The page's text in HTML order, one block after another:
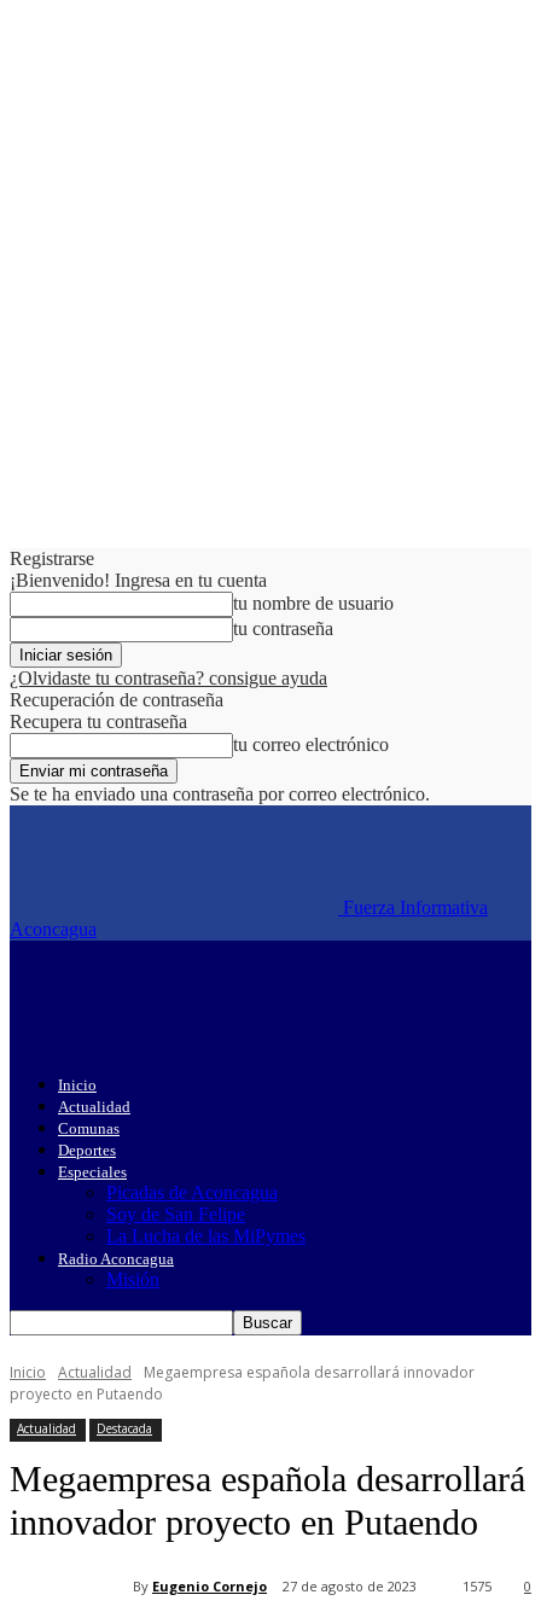
Registrarse
¡Bienvenido! Ingresa en tu cuenta
tu nombre de usuario
tu contraseña
¿Olvidaste tu contraseña? consigue ayuda
Recuperación de contraseña
Recupera tu contraseña
tu correo electrónico
Se te ha enviado una contraseña por correo electrónico.
Fuerza Informativa
Aconcagua
Inicio
Actualidad
Comunas
Deportes
Especiales
Picadas de Aconcagua
Soy de San Felipe
La Lucha de las MiPymes
Radio Aconcagua
Misión
Inicio Actualidad
Megaempresa española desarrollará innovador
proyecto en Putaendo
Actualidad Destacada
Megaempresa española desarrollará
innovador proyecto en Putaendo
By Eugenio Cornejo 27 de agosto de 2023 0
1575